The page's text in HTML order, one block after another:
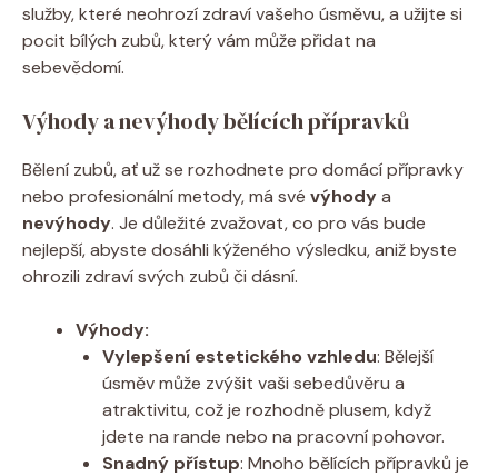
služby, které neohrozí zdraví vašeho úsměvu, a užijte si
pocit bílých zubů, který vám může přidat na
sebevědomí.
Výhody a nevýhody bělících přípravků
Bělení zubů, ať už se rozhodnete pro domácí přípravky
nebo profesionální metody, má své výhodya
nevýhody. Je důležité zvažovat, co pro vás bude
nejlepší, abyste dosáhli kýženého výsledku, aniž byste
ohrozili zdraví svých zubů či dásní.
Výhody:
Vylepšení estetického vzhledu: Bělejší
úsměv může zvýšit vaši sebedůvěru a
atraktivitu, což je rozhodně plusem, když
jdete na rande nebo na pracovní pohovor.
Snadný přístup: Mnoho bělících přípravků je